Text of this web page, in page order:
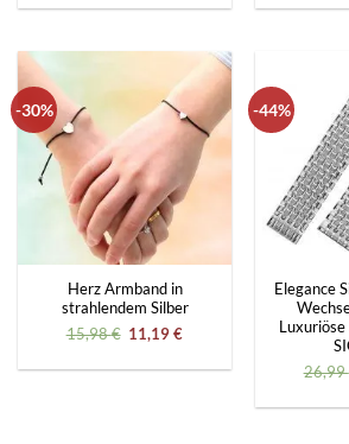
29,99 €19,99 €.
-30%
Herz Armband in
strahlendem Silber
15,98€ Ursprünglicher
Preis
15,98 €
11,19€Aktueller
11,19 €.
-44%
+
Elegance
26,99